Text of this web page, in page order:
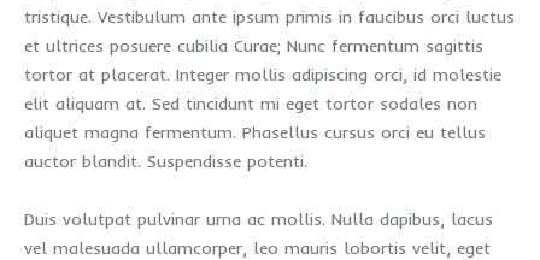
tristique. Vestibulum ante ipsum primis in faucibus orci luctus
et ultrices posuere cubilia Curae; Nunc fermentum sagittis
tortor at placerat. Integer mollis adipiscing orci, id molestie
elit aliquam at. Sed tincidunt mi eget tortor sodales non
aliquet magna fermentum. Phasellus cursus orci eu tellus
auctor blandit. Suspendisse potenti.
Duis volutpat pulvinar urna ac mollis. Nulla dapibus, lacus
vel malesuada ullamcorper, leo mauris lobortis velit, eget